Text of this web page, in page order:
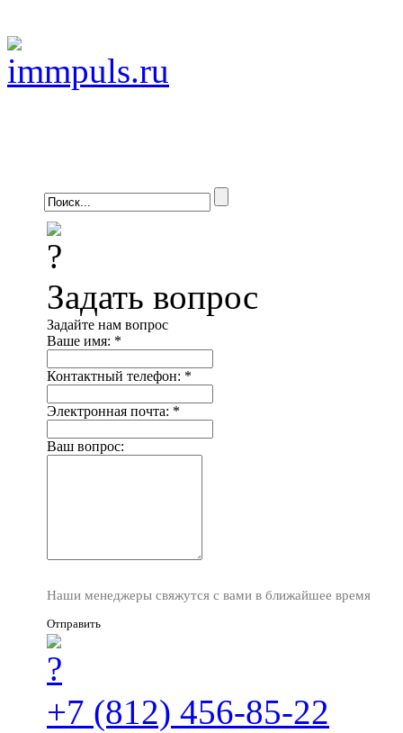
Задать вопрос
Задайте нам вопрос
Ваше имя: *
Контактный телефон: *
Электронная почта: *
Ваш вопрос:
Наши менеджеры свяжутся с вами в ближайшее время
Отправить
+7 (812) 456-85-22